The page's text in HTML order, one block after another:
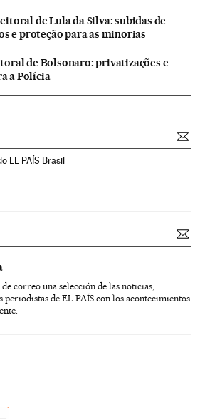
de Lula da Silva: subidas de
e proteção para as minorias
de Bolsonaro: privatizações e
a Polícia
EL PAÍS Brasil
de correo una selección de las noticias,
periodistas de EL PAÍS con los acontecimientos